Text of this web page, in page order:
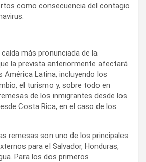
como consecuencia del contagio
más pronunciada de la
la prevista anteriormente afectará
América Latina, incluyendo los
el turismo y, sobre todo en
de los inmigrantes desde los
Costa Rica, en el caso de los
remesas son uno de los principales
para el Salvador, Honduras,
Para los dos primeros